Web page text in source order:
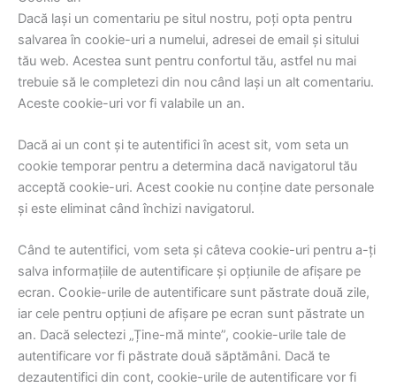
Dacă lași un comentariu pe situl nostru, poți opta pentru
salvarea în cookie-uri a numelui, adresei de email și sitului
tău web. Acestea sunt pentru confortul tău, astfel nu mai
trebuie să le completezi din nou când lași un alt comentariu.
Aceste cookie-uri vor fi valabile un an.
Dacă ai un cont și te autentifici în acest sit, vom seta un
cookie temporar pentru a determina dacă navigatorul tău
acceptă cookie-uri. Acest cookie nu conține date personale
și este eliminat când închizi navigatorul.
Când te autentifici, vom seta și câteva cookie-uri pentru a-ți
salva informațiile de autentificare și opțiunile de afișare pe
ecran. Cookie-urile de autentificare sunt păstrate două zile,
iar cele pentru opțiuni de afișare pe ecran sunt păstrate un
an. Dacă selectezi „Ține-mă minte”, cookie-urile tale de
autentificare vor fi păstrate două săptămâni. Dacă te
dezautentifici din cont, cookie-urile de autentificare vor fi